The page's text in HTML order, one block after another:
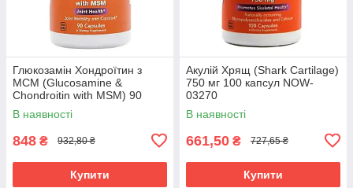
Глюкозамін Хондроїтин з
МСМ (Glucosamine &
Chondroitin with MSM) 90
капсул NOW-03170
В наявності
848 ₴ 932,80 ₴
Купити
Акулій Хрящ (Shark Cartilage)
750 мг 100 капсул NOW-
03270
В наявності
661,50 ₴ 727,65 ₴
Купити